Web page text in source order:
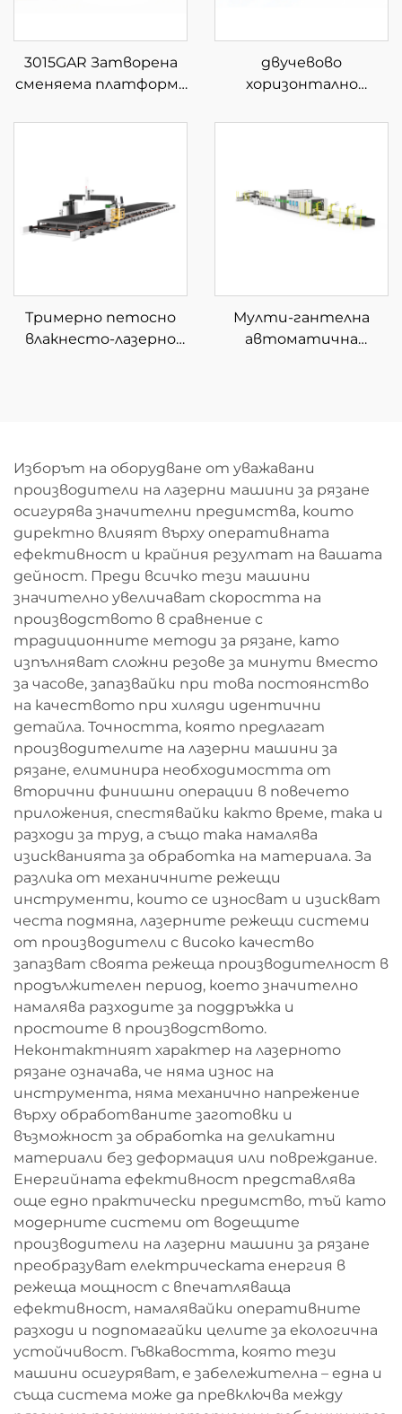
3015GAR Затворена
сменяема платформа
лазерна рязка на
двучевово
хоризонтално
рязане на тръби с
Тримерно петосно
влакнесто-лазерно
Мулти-гантелна
автоматична
Изборът на оборудване от уважавани
производители на лазерни машини за рязане
осигурява значителни предимства, които
директно влияят върху оперативната
ефективност и крайния резултат на вашата
дейност. Преди всичко тези машини
значително увеличават скоростта на
производството в сравнение с
традиционните методи за рязане, като
изпълняват сложни резове за минути вместо
за часове, запазвайки при това постоянство
на качеството при хиляди идентични
детайла. Точността, която предлагат
производителите на лазерни машини за
рязане, елиминира необходимостта от
вторични финишни операции в повечето
приложения, спестявайки както време, така и
разходи за труд, а също така намалява
изискванията за обработка на материала. За
разлика от механичните режещи
инструменти, които се износват и изискват
честа подмяна, лазерните режещи системи
от производители с високо качество
запазват своята режеща производителност в
продължителен период, което значително
намалява разходите за поддръжка и
простоите в производството.
Неконтактният характер на лазерното
рязане означава, че няма износ на
инструмента, няма механично напрежение
върху обработваните заготовки и
възможност за обработка на деликатни
материали без деформация или повреждание.
Енергийната ефективност представлява
още едно практически предимство, тъй като
модерните системи от водещите
производители на лазерни машини за рязане
преобразуват електрическата енергия в
режеща мощност с впечатляваща
ефективност, намалявайки оперативните
разходи и подпомагайки целите за екологична
устойчивост. Гъвкавостта, която тези
машини осигуряват, е забележителна – една и
съща система може да превключва между